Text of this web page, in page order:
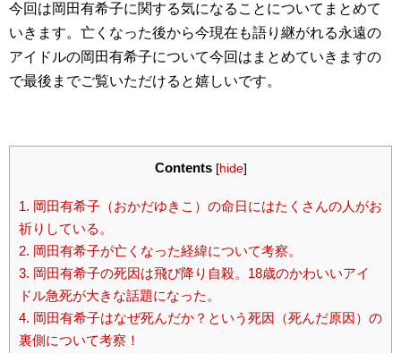
今回は岡田有希子に関する気になることについてまとめて
いきます。亡くなった後から今現在も語り継がれる永遠の
アイドルの岡田有希子について今回はまとめていきますの
で最後までご覧いただけると嬉しいです。
Contents [hide]
1. 岡田有希子（おかだゆきこ）の命日にはたくさんの人がお
祈りしている。
2. 岡田有希子が亡くなった経緯について考察。
3. 岡田有希子の死因は飛び降り自殺。18歳のかわいいアイ
ドル急死が大きな話題になった。
4. 岡田有希子はなぜ死んだか？という死因（死んだ原因）の
裏側について考察！